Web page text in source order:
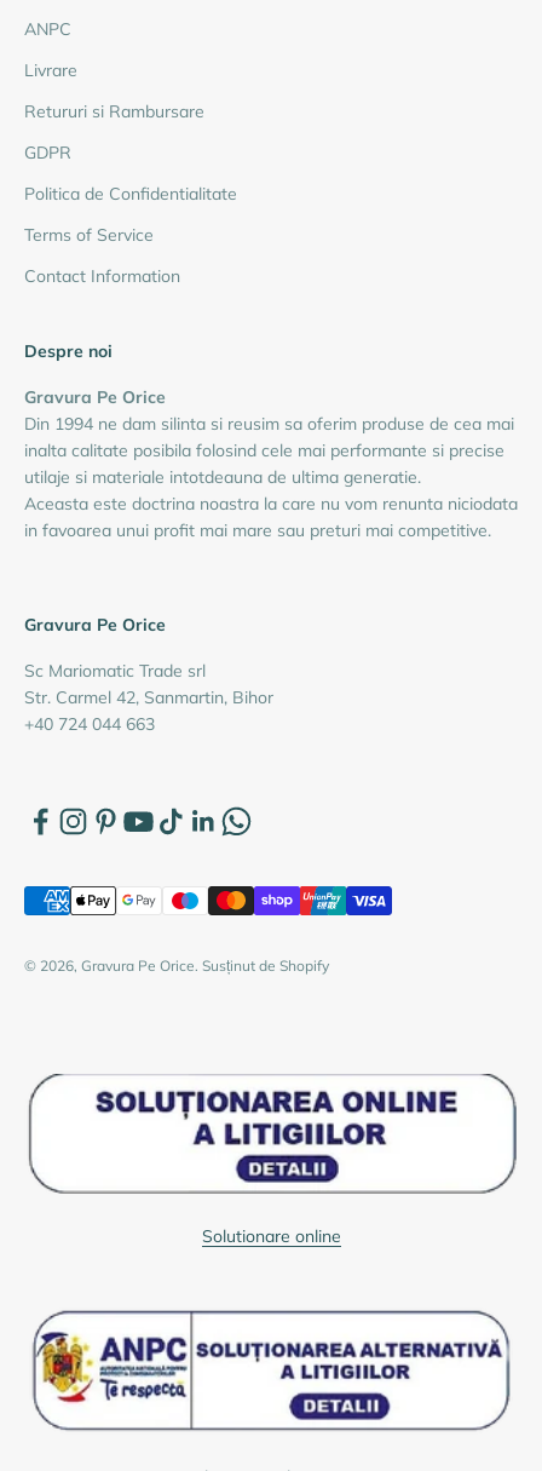
ANPC
Livrare
Retururi si Rambursare
GDPR
Politica de Confidentialitate
Terms of Service
Contact Information
Despre noi
Gravura Pe Orice
Din 1994 ne dam silinta si reusim sa oferim produse de cea mai
inalta calitate posibila folosind cele mai performante si precise
utilaje si materiale intotdeauna de ultima generatie.
Aceasta este doctrina noastra la care nu vom renunta niciodata
in favoarea unui profit mai mare sau preturi mai competitive.
Gravura Pe Orice
Sc Mariomatic Trade srl
Str. Carmel 42, Sanmartin, Bihor
+40 724 044 663
© 2026, Gravura Pe Orice. Susținut de Shopify
Solutionare online